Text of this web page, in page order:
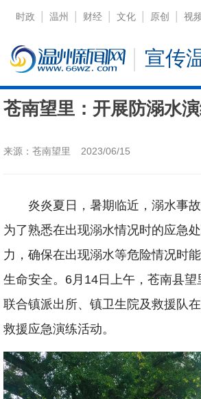
时政 温州 财经 文化 原创 视
宣传
苍南望里：开展防溺水
来源：苍南望里 2023/06/15
炎炎夏日，暑期临近，溺水事故
为了熟悉在出现溺水情况时的应急
力，确保在出现溺水等危险情况时
生命安全。6月14日上午，苍南县
联合镇派出所、镇卫生院及救援队
救援应急演练活动。